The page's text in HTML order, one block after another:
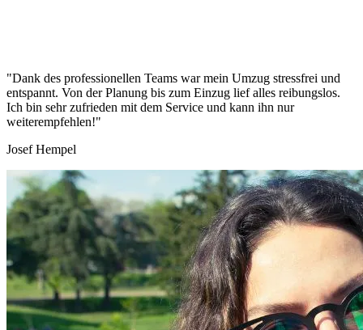
"Dank des professionellen Teams war mein Umzug stressfrei und
entspannt. Von der Planung bis zum Einzug lief alles reibungslos.
Ich bin sehr zufrieden mit dem Service und kann ihn nur
weiterempfehlen!"
Josef Hempel